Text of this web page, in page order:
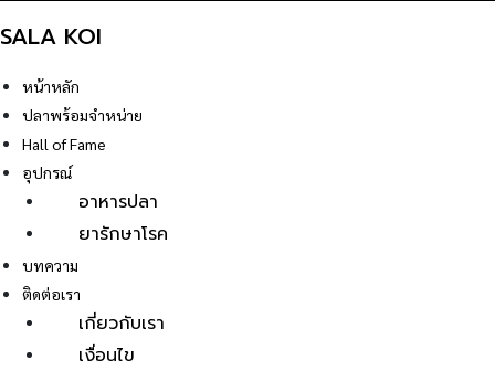
SALA KOI
หน้าหลัก
ปลาพร้อมจำหน่าย
Hall of Fame
อุปกรณ์
อาหารปลา
ยารักษาโรค
บทความ
ติดต่อเรา
เกี่ยวกับเรา
เงื่อนไข